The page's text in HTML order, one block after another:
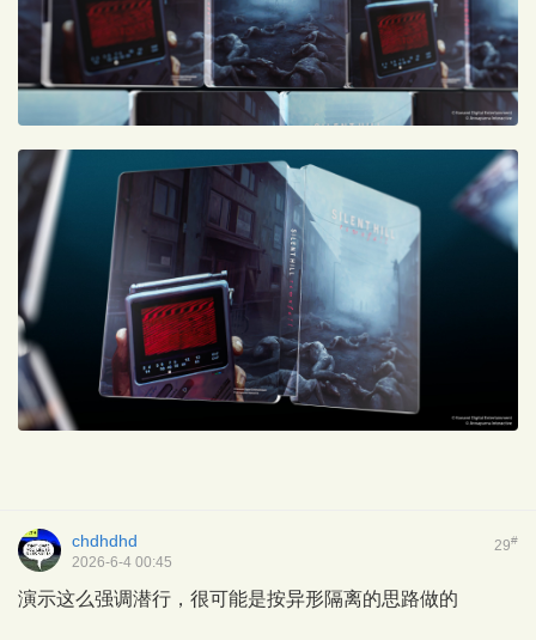
29#
chdhdhd
2026-6-4 00:45
演示这么强调潜行，很可能是按异形隔离的思路做的